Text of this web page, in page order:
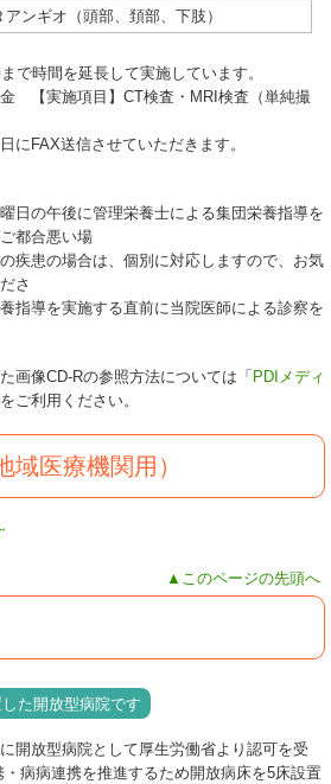
アンギオ（頭部、頚部、下肢）
時間を延長して実施しています。
金 【実施項目】CT検査・MRI検査（単純撮
にFAX送信させていただきます。
日の午後に管理栄養士による集団栄養指導を
都合悪い場
疾患の場合は、個別に対応しますので、お気
さ
指導を実施する直前に当院医師による診察を
画像CD-Rの参照方法については「 PDIメディ
をご利用ください。
域医療機関用）
▲このページの先頭へ
た開放型病院です
開放型病院として厚生労働省より認可を受
病病連携を推進するため開放病床を5床設置